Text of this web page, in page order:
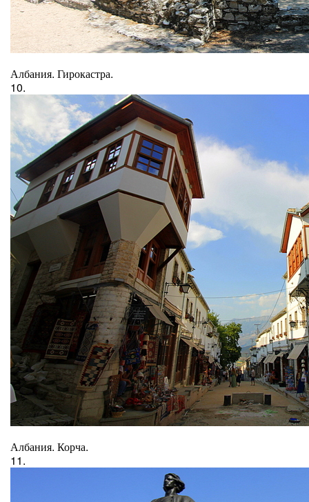
Албания. Гирокастра.
10.
Албания. Корча.
11.